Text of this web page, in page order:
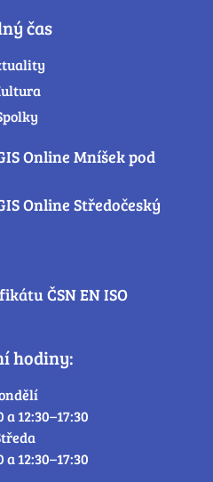
čas
Online Mníšek pod
Online Středočeský
ČSN EN ISO
hodiny:
a 12:30–17:30
a 12:30–17:30